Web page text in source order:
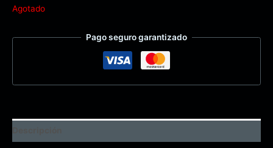
Agotado
Pago seguro garantizado